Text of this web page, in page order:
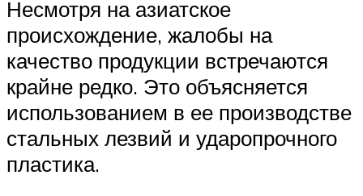
Несмотря на азиатское
происхождение, жалобы на
качество продукции встречаются
крайне редко. Это объясняется
использованием в ее производстве
стальных лезвий и ударопрочного
пластика.